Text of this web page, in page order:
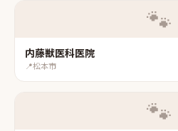
🐾
内藤獣医科医院
📍松本市
🐾